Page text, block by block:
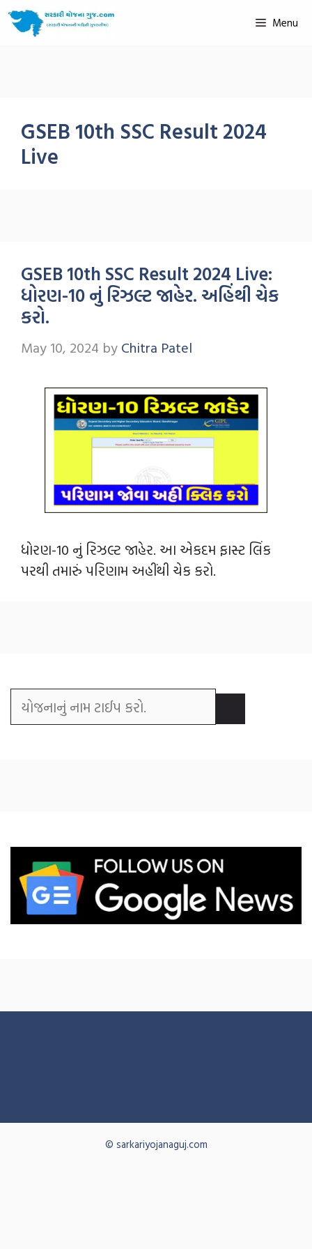
Menu
GSEB 10th SSC Result 2024
Live
GSEB 10th SSC Result 2024 Live:
ધોરણ-10 નું રિઝલ્ટ જાહેર. અહિંથી ચેક
કરો.
May 10, 2024 by Chitra Patel
ધોરણ-10 નું રિઝલ્ટ જાહેર. આ એકદમ ફાસ્ટ લિંક
પરથી તમારું પરિણામ અહીંથી ચેક કરો.
© sarkariyojanaguj.com